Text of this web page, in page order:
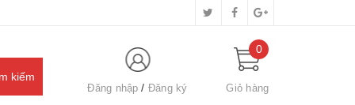
Đăng nhập Đăng ký
0
Giỏ hàng